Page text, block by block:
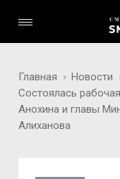
Главная
Новости
Состоялась
Анохина и главы
Алиханова